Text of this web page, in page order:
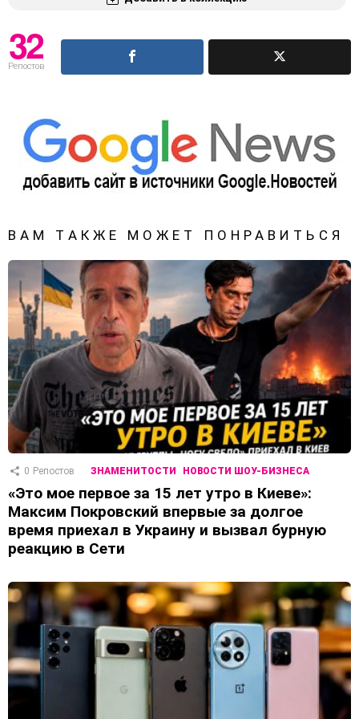
32
Репостов
ВАМ ТАКЖЕ МОЖЕТ ПОНРАВИТЬСЯ
0 Репостов ЗНАМЕНИТОСТИ НОВОСТИ ШОУ-БИЗНЕСА
«Это мое первое за 15 лет утро в Киеве»:
Максим Покровский впервые за долгое
время приехал в Украину и вызвал бурную
реакцию в Сети